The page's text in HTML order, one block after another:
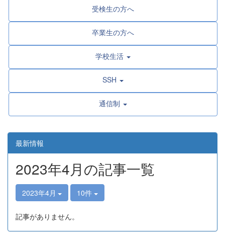
受検生の方へ
卒業生の方へ
学校生活
SSH
通信制
最新情報
2023年4月の記事一覧
2023年4月 10件
記事がありません。